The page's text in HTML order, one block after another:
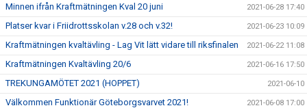
Minnen ifrån Kraftmätningen Kval 20 juni 2021-06-28 17:40
Platser kvar i Friidrottsskolan v.28 och v.32! 2021-06-23 10:09
Kraftmätningen kvaltävling - Lag Vit lätt vidare till riksfinalen 2021-06-22 11:08
Kraftmätningen Kvaltävling 20/6 2021-06-16 17:50
TREKUNGAMÖTET 2021 (HOPPET) 2021-06-10
Välkommen Funktionär Göteborgsvarvet 2021! 2021-06-08 17:00